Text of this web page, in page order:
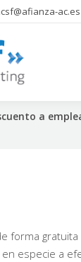
ac.es
a
forma
especie a